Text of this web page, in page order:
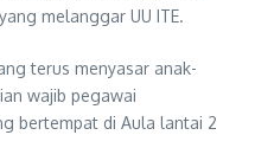
melanggar UU ITE.
terus menyasar anak-
wajib pegawai
bertempat di Aula lantai 2